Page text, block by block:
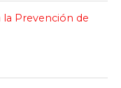
la Prevención de